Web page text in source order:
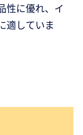
性に優れ、イ
適していま